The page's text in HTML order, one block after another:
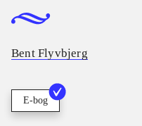
Bent Flyvbjerg
E-bog